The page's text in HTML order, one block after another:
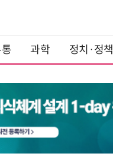
과학 정치·정책